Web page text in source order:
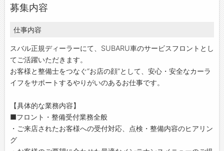
募集内容
仕事内容
スバル正規ディーラーにて、SUBARU車のサービスフロントとし
てご活躍いただきます。
お客様と整備士をつなぐ“お店の顔”として、安心・安全なカーラ
イフをサポートするやりがいのあるお仕事です。
【具体的な業務内容】
■フロント・整備受付業務全般
・ご来店されたお客様への受付対応、点検・整備内容のヒアリン
グ